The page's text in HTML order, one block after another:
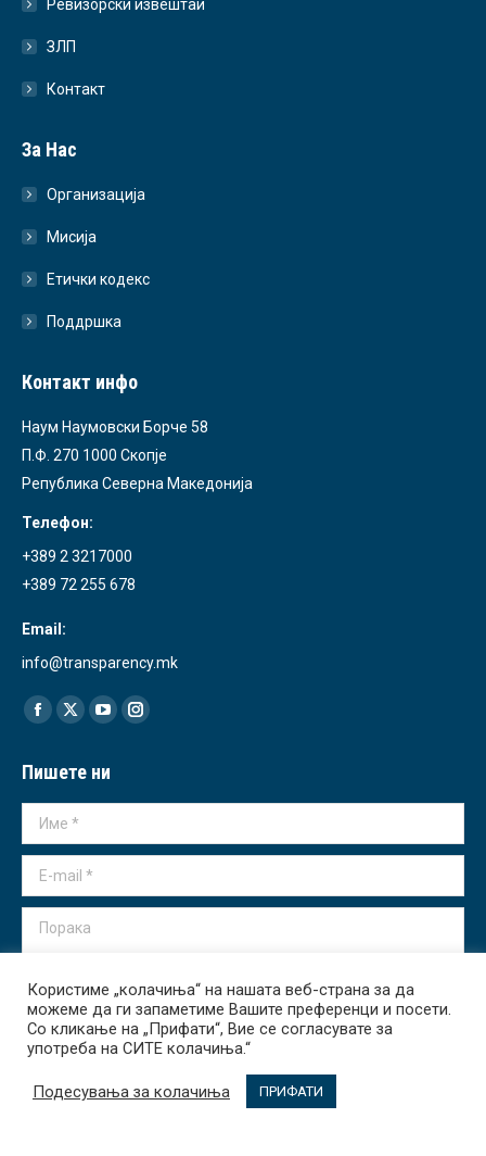
Ревизорски извештаи
ЗЛП
Контакт
За Нас
Организација
Мисија
Етички кодекс
Поддршка
Контакт инфо
Наум Наумовски Борче 58
П.Ф. 270 1000 Скопје
Република Северна Македонија
Телефон:
+389 2 3217000
+389 72 255 678
Email:
info@transparency.mk
Find us on:
Facebook
opens
in
new
X
opens
in
YouTube
opens
in
Instagram
in
Пишете ни
Име *
E-mail *
Порака
Испрати
Користиме „колачиња“ на нашата веб-страна за да
можеме да ги запаметиме Вашите преференци и посети.
Со кликање на „Прифати“, Вие се согласувате за
употреба на СИТЕ колачиња.“
Подесувања за колачиња ПРИФАТИ